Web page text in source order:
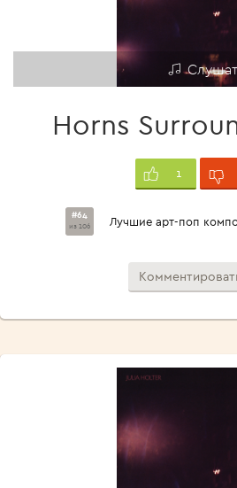
Horns
1
#64
из 106 Лучшие арт-поп